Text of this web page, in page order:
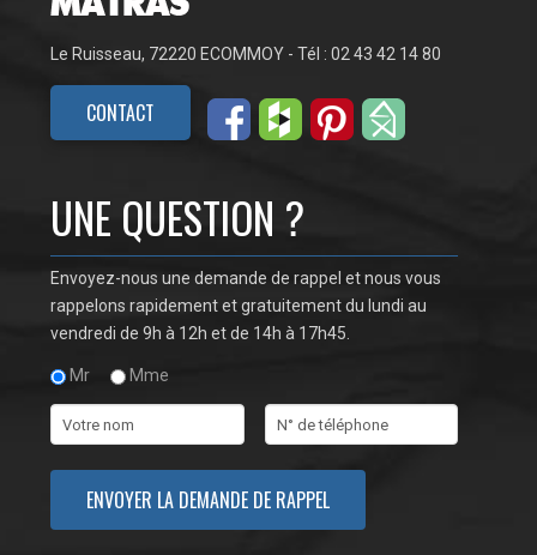
Le Ruisseau, 72220 ECOMMOY - Tél : 02 43 42 14 80
CONTACT
UNE QUESTION ?
Envoyez-nous une demande de rappel et nous vous
rappelons rapidement et gratuitement du lundi au
vendredi de 9h à 12h et de 14h à 17h45.
Mr Mme